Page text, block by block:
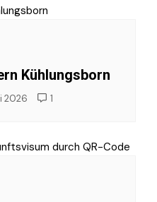
Kühlungsborn
2026 1